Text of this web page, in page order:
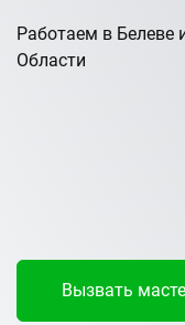
Работаем в Белеве
Области
Вызвать